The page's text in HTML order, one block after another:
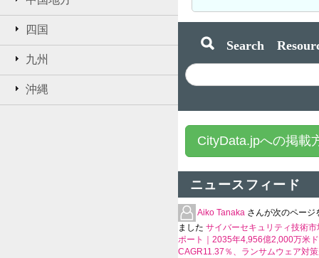
四国
九州
沖縄
Search
CityData.jpへの掲載
ニュースフィード
Aiko Tanaka さんが次のページ
ました サイバーセキュリティ技術市
ポート｜2035年4,956億2,000万米
CAGR11.37％、ランサムウェア対